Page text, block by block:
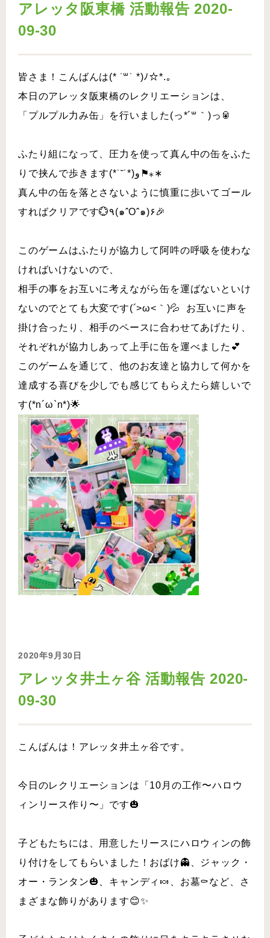
アレッタ阪東橋 活動報告 2020-
09-30
皆さま！こんばんは(* ˙꒳​˙ *)ﾉ☆*.｡
本日のアレッタ阪東橋のレクリエーションは、
「プルプル力み缶」を行いました(っ*´꒳｀)っ🥫
ふたり組になって、圧力を使って真ん中の缶をふた
りで挟んで歩きます(*˙˘˙*)و⚑⁎∗
真ん中の缶を落とさないように慎重に歩いてゴール
すればクリアです💮٩(๑ˆOˆ๑)۶🎉
このゲームはふたりが協力して阿吽の呼吸を使わな
ければいけないので、
相手の事をお互いに考えながら缶を運ばないといけ
ないのでとても大変です(´>ω<｀)💦 お互いに声を
掛け合ったり、相手のペースに合わせてあげたり、
それぞれが協力しあって上手に缶を運べました💕
このゲームを通じて、他のお友達と協力して何かを
達成する喜びを少しでも感じてもらえたら嬉しいで
す(*n´ω`n*)🌟
2020年9月30日
アレッタ井土ヶ谷 活動報告 2020-
09-30
こんばんは！アレッタ井土ヶ谷です。
今日のレクリエーションは「10月の工作〜ハロウ
ィンリース作り〜」です🎃
子どもたちには、用意したリースにハロウィンの飾
り付けをしてもらいました！おばけ👻、ジャック・
オー・ランタン🎃、キャンディ🍬、お墓⚰など、さ
まざまな飾りがあります😊✨